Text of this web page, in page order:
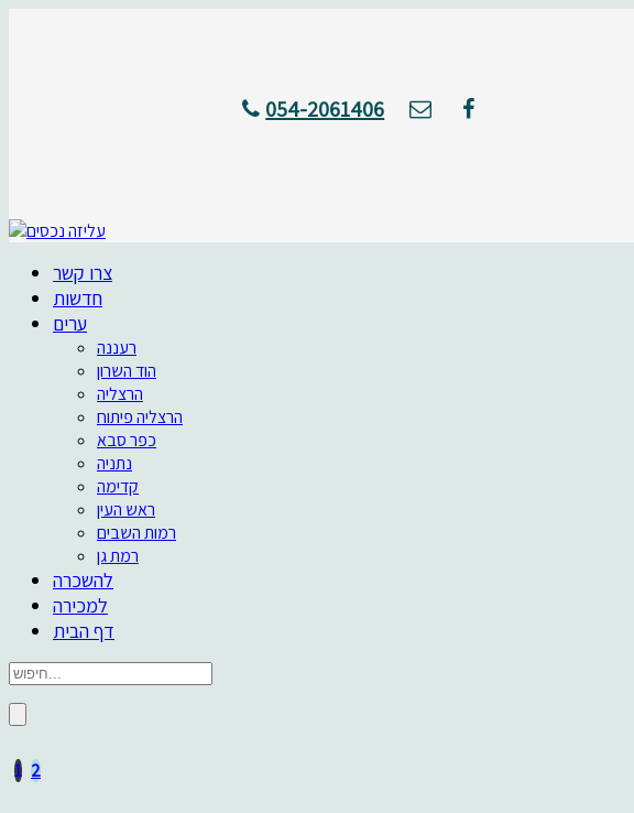
054-2061406
צרו קשר
חדשות
ערים
רעננה
הוד השרון
הרצליה
הרצליה פיתוח
כפר סבא
נתניה
קדימה
ראש העין
רמות השבים
רמת גן
להשכרה
למכירה
דף הבית
1 2